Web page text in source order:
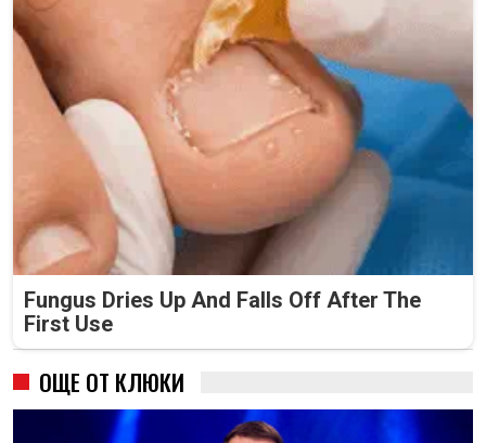
Fungus Dries Up And Falls Off After The
First Use
ОЩЕ ОТ КЛЮКИ